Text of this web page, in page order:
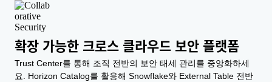
확장 가능한 크로스 클라우드 보안 플랫폼
Trust Center를 통해 조직 전반의 보안 태세 관리를 중앙화하세
요. Horizon Catalog를 활용해 Snowflake와 External Table 전반